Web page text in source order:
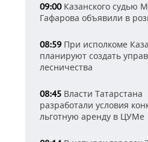
09:00Казанского судью
Гафарова объявили в
08:59 При исполкоме
планируют создать
лесничества
08:45 Власти Татарстана
разработали условия
льготную аренду в ЦУМе